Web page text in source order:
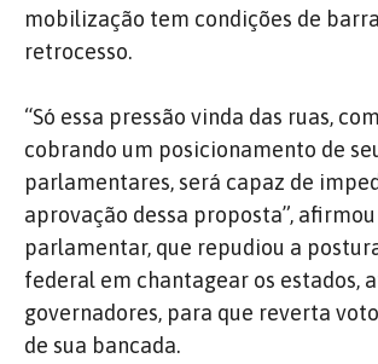
mobilização tem condições de
retrocesso.
“Só essa pressão vinda das ruas,
cobrando um posicionamento de
parlamentares, será capaz de
aprovação dessa proposta”, afirmou
parlamentar, que repudiou a
federal em chantagear os estados,
governadores, para que reverta
de sua bancada.